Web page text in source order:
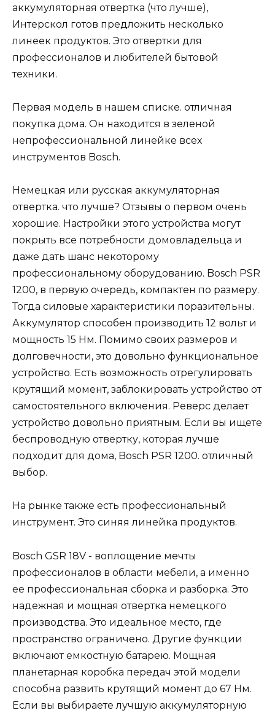
аккумуляторная отвертка (что лучше),
Интерскол готов предложить несколько
линеек продуктов. Это отвертки для
профессионалов и любителей бытовой
техники.
Первая модель в нашем списке. отличная
покупка дома. Он находится в зеленой
непрофессиональной линейке всех
инструментов Bosch.
Немецкая или русская аккумуляторная
отвертка. что лучше? Отзывы о первом очень
хорошие. Настройки этого устройства могут
покрыть все потребности домовладельца и
даже дать шанс некоторому
профессиональному оборудованию. Bosch PSR
1200, в первую очередь, компактен по размеру.
Тогда силовые характеристики поразительны.
Аккумулятор способен производить 12 вольт и
мощность 15 Нм. Помимо своих размеров и
долговечности, это довольно функциональное
устройство. Есть возможность отрегулировать
крутящий момент, заблокировать устройство от
самостоятельного включения. Реверс делает
устройство довольно приятным. Если вы ищете
беспроводную отвертку, которая лучше
подходит для дома, Bosch PSR 1200. отличный
выбор.
На рынке также есть профессиональный
инструмент. Это синяя линейка продуктов.
Bosch GSR 18V ​​- воплощение мечты
профессионалов в области мебели, а именно
ее профессиональная сборка и разборка. Это
надежная и мощная отвертка немецкого
производства. Это идеальное место, где
пространство ограничено. Другие функции
включают емкостную батарею. Мощная
планетарная коробка передач этой модели
способна развить крутящий момент до 67 Нм.
Если вы выбираете лучшую аккумуляторную